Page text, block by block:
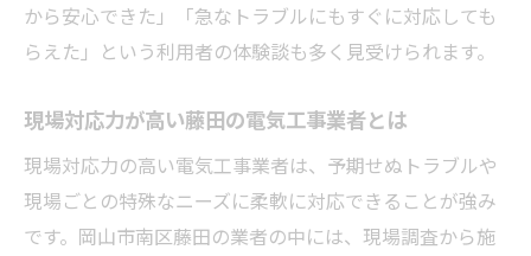
から安心できた」「急なトラブルにもすぐに対応しても
らえた」という利用者の体験談も多く見受けられます。
現場対応力が高い藤田の電気工事業者とは
現場対応力の高い電気工事業者は、予期せぬトラブルや
現場ごとの特殊なニーズに柔軟に対応できることが強み
です。岡山市南区藤田の業者の中には、現場調査から施